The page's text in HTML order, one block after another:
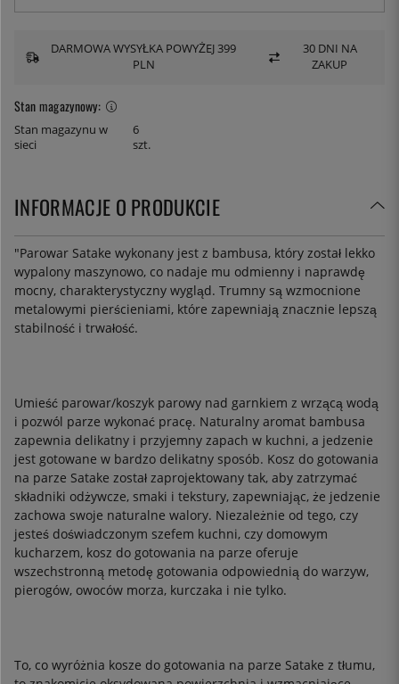
Stan magazynowy:
Stan magazynu w
sieci
6
szt.
DARMOWA WYSYŁKA POWYŻEJ 399
PLN
30 DNI NA
ZAKUP
INFORMACJE O PRODUKCIE
"Parowar Satake wykonany jest z bambusa, który został lekko
wypalony maszynowo, co nadaje mu odmienny i naprawdę
mocny, charakterystyczny wygląd. Trumny są wzmocnione
metalowymi pierścieniami, które zapewniają znacznie lepszą
stabilność i trwałość.
Umieść parowar/koszyk parowy nad garnkiem z wrzącą wodą
i pozwól parze wykonać pracę. Naturalny aromat bambusa
zapewnia delikatny i przyjemny zapach w kuchni, a jedzenie
jest gotowane w bardzo delikatny sposób. Kosz do gotowania
na parze Satake został zaprojektowany tak, aby zatrzymać
składniki odżywcze, smaki i tekstury, zapewniając, że jedzenie
zachowa swoje naturalne walory. Niezależnie od tego, czy
jesteś doświadczonym szefem kuchni, czy domowym
kucharzem, kosz do gotowania na parze oferuje
wszechstronną metodę gotowania odpowiednią do warzyw,
pierogów, owoców morza, kurczaka i nie tylko.
To, co wyróżnia kosze do gotowania na parze Satake z tłumu,